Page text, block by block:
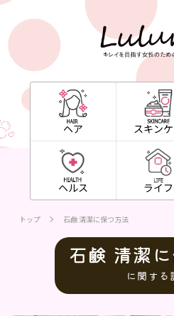
ヘア スキン
ヘルス ライフ
トップ 石鹸 清潔に保つ方法
石鹸 清潔
に関する